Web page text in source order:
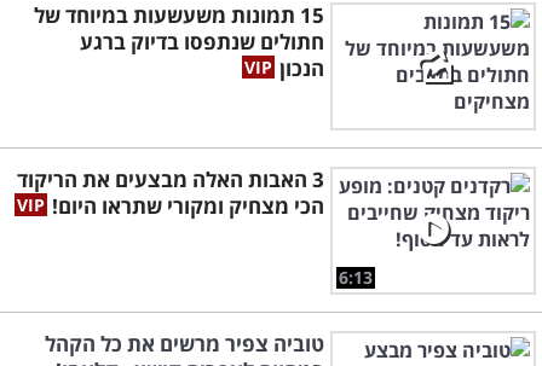
15 תמונות משעשעות במיוחד של
חתולים שנתפסו בדיוק ברגע
הנכון
6:13
3 האבות האלה מבצעים את הריקוד
הכי מצחיק ומקורי שתראו היום!
טוביה צפיר מרשים את כל הקהל